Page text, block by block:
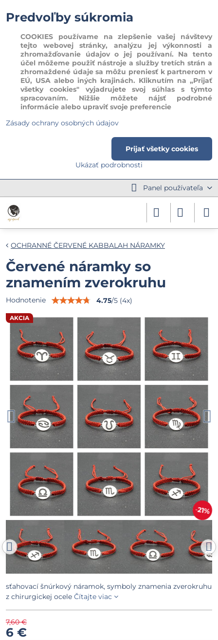
Panel používateľa
AKCIA
21%
OCHRANNÉ ČERVENÉ KABBALAH NÁRAMKY
Červené náramky so
znamením zverokruhu
Hodnotenie 4.75/5 (4x)
sťahovací šnúrkový náramok, symboly znamenia zverokruhu
z chirurgickej ocele Čítajte viac
7,60 €
6 €
Predvoľby súkromia
COOKIES používame na zlepšenie vašej návštevy
tejto webovej stránky, analýzu jej výkonnosti a
zhromažďovanie údajov o jej používaní. Na tento
účel môžeme použiť nástroje a služby tretích strán a
zhromaždené údaje sa môžu preniesť k partnerom v
EÚ, USA alebo iných krajinách. Kliknutím na „Prijať
všetky cookies" vyjadrujete svoj súhlas s týmto
spracovaním. Nižšie môžete nájsť podrobné
informácie alebo upraviť svoje preferencie
Zásady ochrany osobných údajov
Ukázať podrobnosti
Prijať všetky cookies